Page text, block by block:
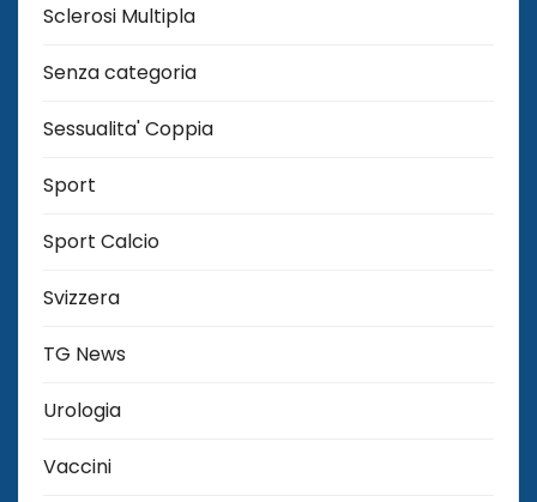
Sclerosi Multipla
Senza categoria
Sessualita' Coppia
Sport
Sport Calcio
Svizzera
TG News
Urologia
Vaccini